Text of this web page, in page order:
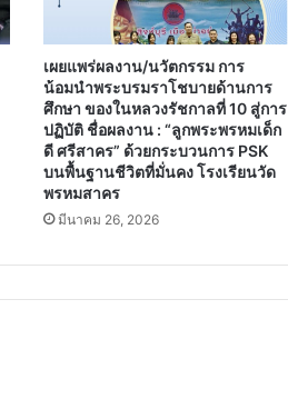
เผยแพร่ผลงาน/นวัตกรรม การ
น้อมนำพระบรมราโชบายด้านการ
ศึกษา ของในหลวงรัชกาลที่ 10 สู่การ
ปฏิบัติ ชื่อผลงาน : “ลูกพระพรหมเด็ก
ดี ศรีสาคร” ด้วยกระบวนการ PSK
บนพื้นฐานชีวิตที่มั่นคง โรงเรียนวัด
พรหมสาคร
มีนาคม 26, 2026